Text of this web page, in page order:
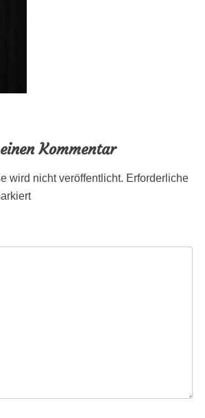
Kommentar
wird nicht veröffentlicht. Erforderliche